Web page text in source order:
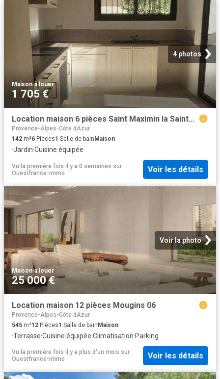
4 photos
Maison·à louer
1 705 €
Location maison 6 pièces Saint Maximin la Sainte Baume 83
Provence-Alpes-Côte dAzur
142 m²6 Pièces1 Salle de bain Maison
·Jardin·Cuisine équipée
Vu la première fois il y a 0 semaines sur
Ouestfrance-immo
Voir les détails
Voir la photo
Maison·à louer
25 000 €
Location maison 12 pièces Mougins 06
Provence-Alpes-Côte dAzur
545 m²12 Pièces1 Salle de bainMaison
·Terrasse·Cuisine équipée·Climatisation·Parking
Vu la première fois il y a plus d'un mois sur
Ouestfrance-immo
Voir les détails